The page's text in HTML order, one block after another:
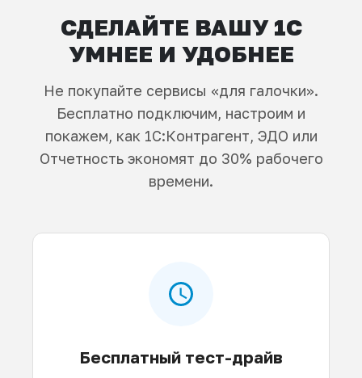
СДЕЛАЙТЕ ВАШУ 1С
УМНЕЕ И УДОБНЕЕ
Не покупайте сервисы «для галочки».
Бесплатно подключим, настроим и
покажем, как 1С:Контрагент, ЭДО или
Отчетность экономят до 30% рабочего
времени.
Бесплатный тест-драйв